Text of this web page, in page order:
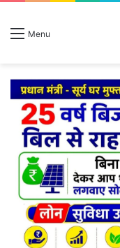
Menu